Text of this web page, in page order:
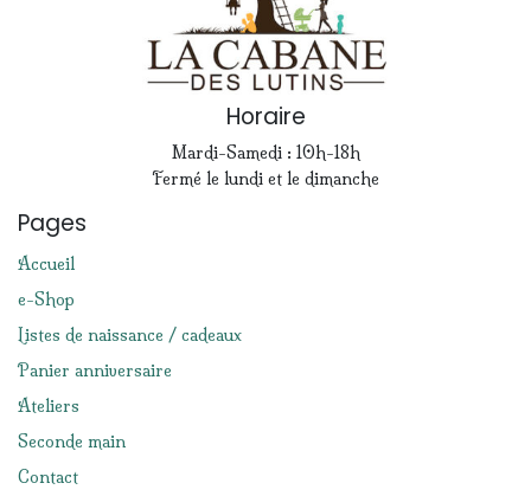
Horaire
Mardi-Samedi : 10h-18h
Fermé le lundi et le dimanche
Pages
Accueil
e-Shop
Listes de naissance / cadeaux
Panier anniversaire
Ateliers
Seconde main
Contact